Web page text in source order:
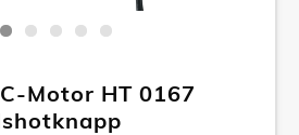
Motor HT 0167